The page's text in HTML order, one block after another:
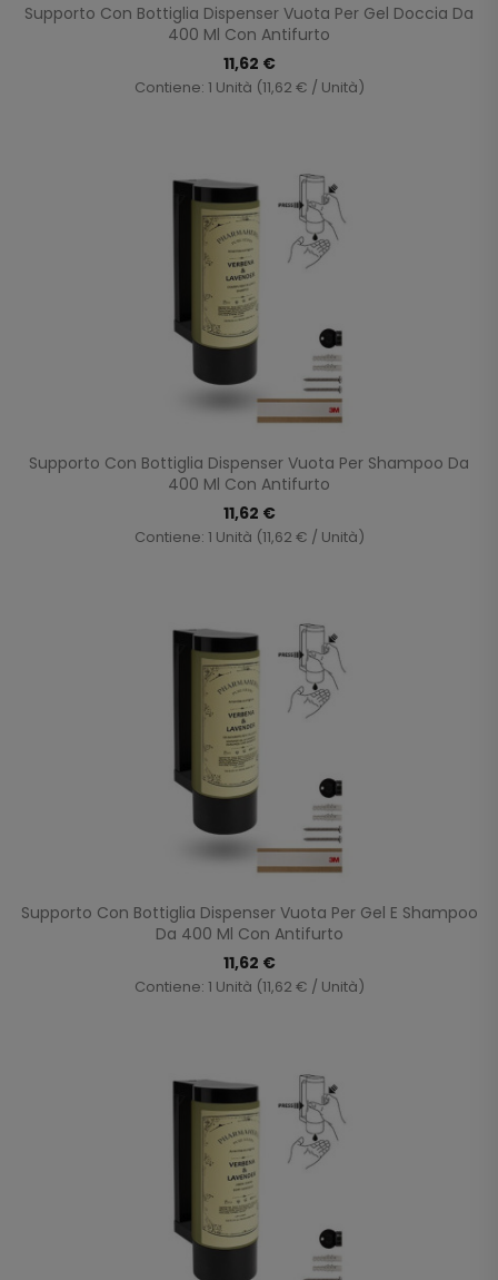
Supporto Con Bottiglia Dispenser Vuota Per Gel Doccia Da
400 Ml Con Antifurto
11,62 €
Contiene: 1 Unità (11,62 € / Unità)
Supporto Con Bottiglia Dispenser Vuota Per Shampoo Da
400 Ml Con Antifurto
11,62 €
Contiene: 1 Unità (11,62 € / Unità)
Supporto Con Bottiglia Dispenser Vuota Per Gel E Shampoo
Da 400 Ml Con Antifurto
11,62 €
Contiene: 1 Unità (11,62 € / Unità)